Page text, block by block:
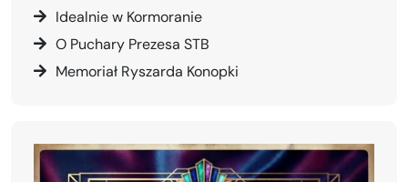
Idealnie w Kormoranie
O Puchary Prezesa STB
Memoriał Ryszarda Konopki